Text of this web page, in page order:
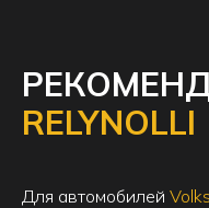
RELYNOLLI
Для автомобилей